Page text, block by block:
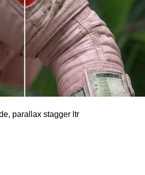
parallax stagger ltr